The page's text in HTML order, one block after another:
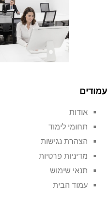
עמודים
אודות
תחומי לימוד
הצהרת נגישות
מדיניות פרטיות
תנאי שימוש
עמוד הבית